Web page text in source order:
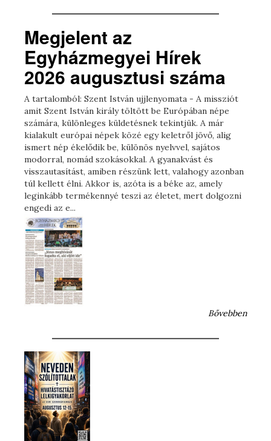
Megjelent az
Egyházmegyei Hírek
2026 augusztusi száma
A tartalomból: Szent István ujjlenyomata - A missziót
amit Szent István király töltött be Európában népe
számára, különleges küldetésnek tekintjük. A már
kialakult európai népek közé egy keletről jövő, alig
ismert nép ékelődik be, különös nyelvvel, sajátos
modorral, nomád szokásokkal. A gyanakvást és
visszautasítást, amiben részünk lett, valahogy azonban
túl kellett élni. Akkor is, azóta is a béke az, amely
leginkább termékennyé teszi az életet, mert dolgozni
engedi az e...
Bővebben